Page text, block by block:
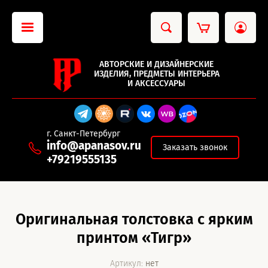
АВТОРСКИЕ И ДИЗАЙНЕРСКИЕ
ИЗДЕЛИЯ, ПРЕДМЕТЫ ИНТЕРЬЕРА
И АКСЕССУАРЫ
г. Санкт-Петербург
info@apanasov.ru
+79219555135
Заказать звонок
Оригинальная толстовка с ярким
принтом «Тигр»
Артикул: нет